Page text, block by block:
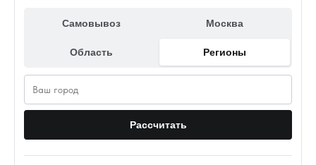
Самовывоз Москва
Область Регионы
Рассчитать